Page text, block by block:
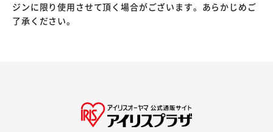
ジンに限り使用させて頂く場合がございます。あらかじめご
了承ください。